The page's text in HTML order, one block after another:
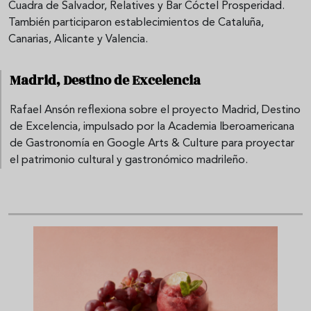
Cuadra de Salvador, Relatives y Bar Cóctel Prosperidad.
También participaron establecimientos de Cataluña,
Canarias, Alicante y Valencia.
Madrid, Destino de Excelencia
Rafael Ansón reflexiona sobre el proyecto Madrid, Destino
de Excelencia, impulsado por la Academia Iberoamericana
de Gastronomía en Google Arts & Culture para proyectar
el patrimonio cultural y gastronómico madrileño.